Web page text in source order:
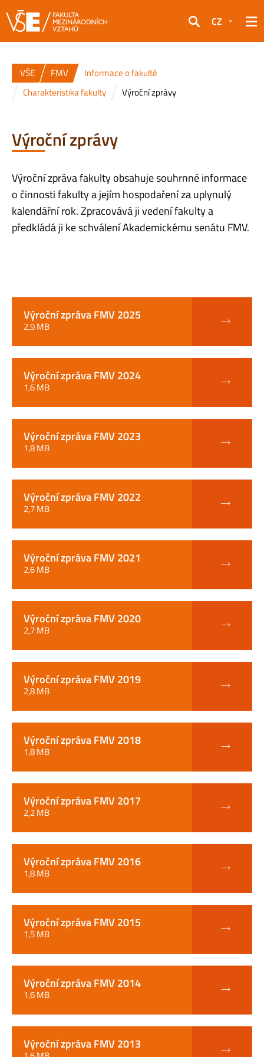
Hledat
CZ
VŠE FMV
Informace o fakultě
Charakteristika fakulty
Výroční zprávy
Výroční zprávy
Výroční zpráva fakulty obsahuje souhrnné informace
o činnosti fakulty a jejím hospodaření za uplynulý
kalendářní rok. Zpracovává ji vedení fakulty a
předkládá ji ke schválení Akademickému senátu FMV.
Výroční zpráva FMV 2025
2,9 MB
Výroční zpráva FMV 2024
1,6 MB
Výroční zpráva FMV 2023
1,8 MB
Výroční zpráva FMV 2022
2,7 MB
Výroční zpráva FMV 2021
2,6 MB
Výroční zpráva FMV 2020
2,7 MB
Výroční zpráva FMV 2019
2,8 MB
Výroční zpráva FMV 2018
1,8 MB
Výroční zpráva FMV 2017
2,2 MB
Výroční zpráva FMV 2016
1,8 MB
Výroční zpráva FMV 2015
1,5 MB
Výroční zpráva FMV 2014
1,6 MB
Výroční zpráva FMV 2013